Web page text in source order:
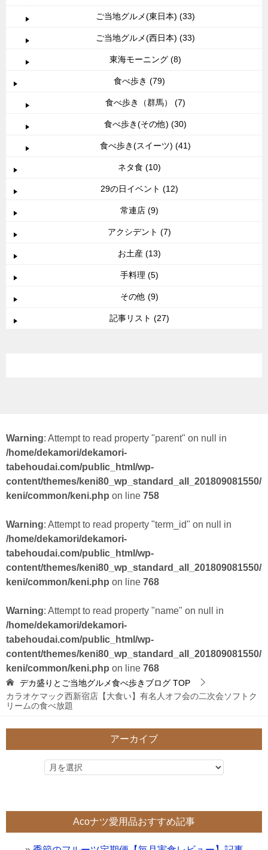
ご当地グルメ(東日本) (33)
ご当地グルメ(西日本) (33)
東海モーニング (8)
食べ歩き (79)
食べ歩き（群馬） (7)
食べ歩き(その他) (30)
食べ歩き(スイーツ) (41)
ネタ食 (10)
29の日イベント (12)
常連店 (9)
アクシデント (7)
お土産 (13)
手料理 (5)
その他 (9)
記事リスト (27)
Warning: Attempt to read property "parent" on null in
/home/dekamori/dekamori-
tabehoudai.com/public_html/wp-
content/themes/keni80_wp_standard_all_201809081550/
keni/common/keni.php on line 758
Warning: Attempt to read property "term_id" on null in
/home/dekamori/dekamori-
tabehoudai.com/public_html/wp-
content/themes/keni80_wp_standard_all_201809081550/
keni/common/keni.php on line 768
Warning: Attempt to read property "name" on null in
/home/dekamori/dekamori-
tabehoudai.com/public_html/wp-
content/themes/keni80_wp_standard_all_201809081550/
keni/common/keni.php on line 768
デカ盛りとご当地グルメ食べ歩きブログ TOP
カラオケマック西新宿店【大食い】有名人オフ会の二次会ソフトク
リームの食べ放題
アーカイブ
Acoナツ愛用品おすすめ記事